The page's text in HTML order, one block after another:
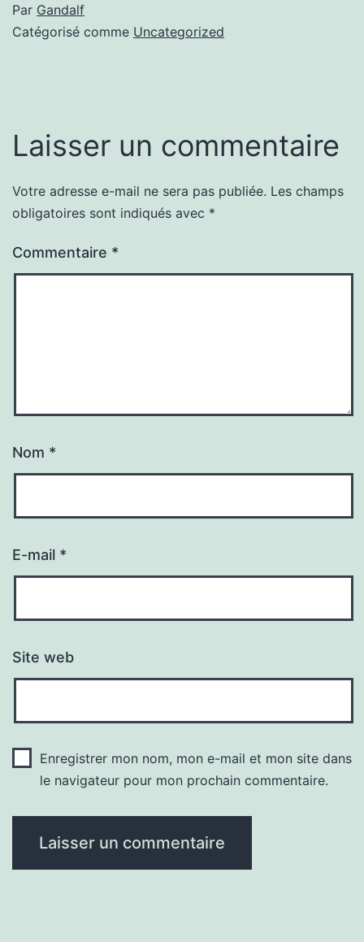
Par Gandalf
Catégorisé comme Uncategorized
Laisser un commentaire
Votre adresse e-mail ne sera pas publiée. Les champs
obligatoires sont indiqués avec *
Commentaire *
Nom *
E-mail *
Site web
Enregistrer mon nom, mon e-mail et mon site dans
le navigateur pour mon prochain commentaire.